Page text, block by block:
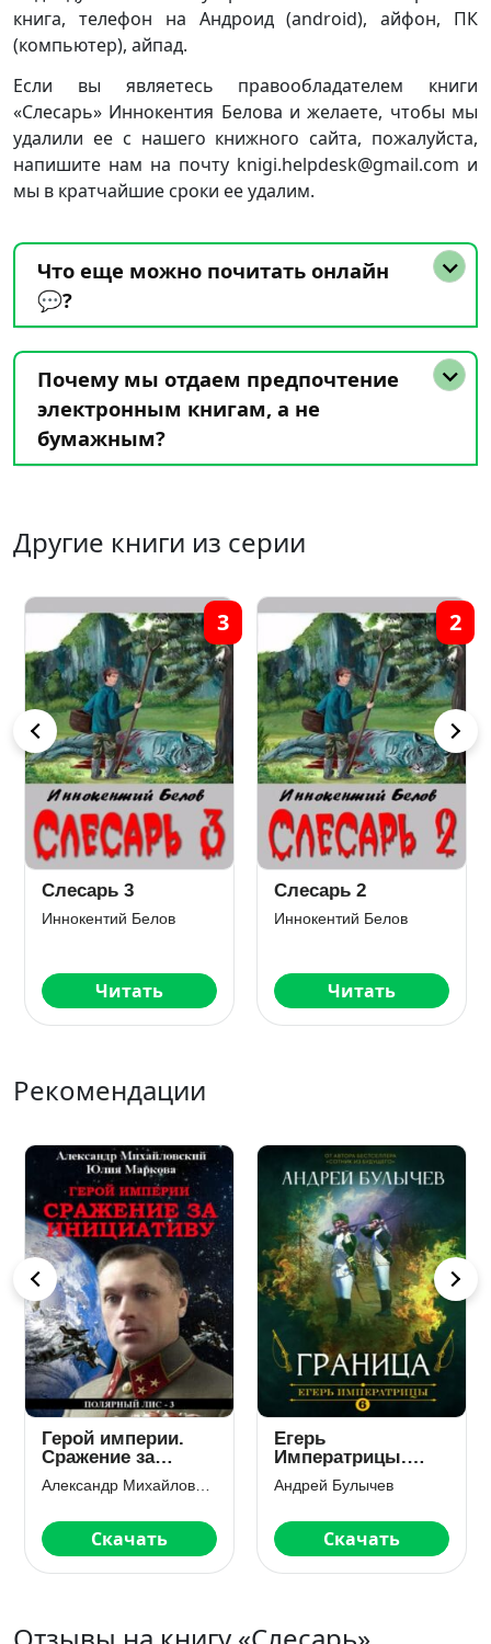
книга, телефон на Андроид (android), айфон, ПК
(компьютер), айпад.
Если вы являетесь правообладателем книги
«Слесарь» Иннокентия Белова и желаете, чтобы мы
удалили ее с нашего книжного сайта, пожалуйста,
напишите нам на почту knigi.helpdesk@gmail.com и
мы в кратчайшие сроки ее удалим.
Что еще можно почитать онлайн
💬?
Почему мы отдаем предпочтение
электронным книгам, а не
бумажным?
Другие книги из серии
Слесарь 3
Иннокентий Белов
Читать
3
Слесарь 2
Иннокентий Белов
Читать
2
Рекомендации
Герой империи.
Сражение за
инициативу
Скачать
Егерь
Императрицы.
Граница
Андрей Булычев
Скачать